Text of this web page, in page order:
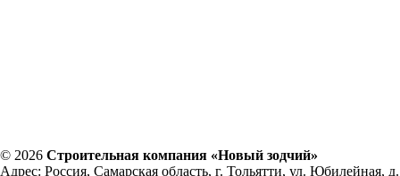
© 2026 Строительная компания «Новый зодчий»
Адрес: Россия, Самарская область, г. Тольятти, ул. Юбилейная, д.